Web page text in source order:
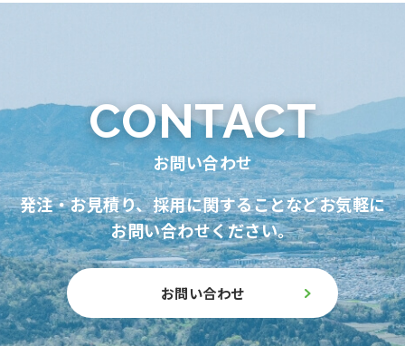
CONTACT
お問い合わせ
発注・お見積り、採用に関することなどお気軽に
お問い合わせください。
お問い合わせ